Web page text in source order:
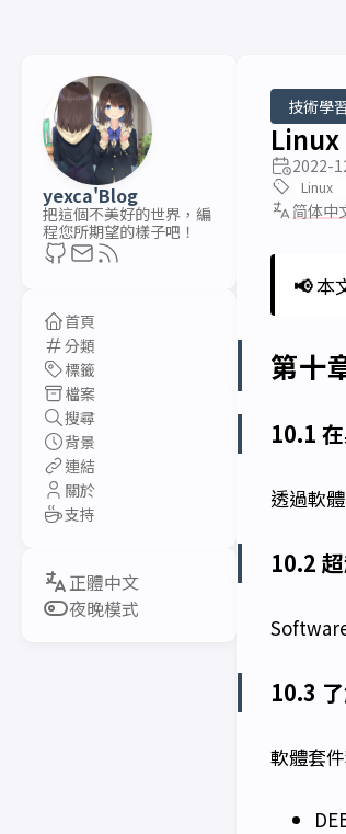
yexca'Blog
把這個不美好的世界，編
程您所期望的樣子吧！
首頁
分類
標籤
檔案
搜尋
背景
連結
關於
支持
夜晚模式
技術學
Linux
2022-
Linux
简体中
📢本
第十
10.1
透過軟
10.2
10.3
軟體套